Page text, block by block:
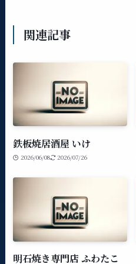
関連記事
鉄板焼居酒屋 いけ
2026/06/08 2026/07/26
明石焼き専門店 ふわたこ